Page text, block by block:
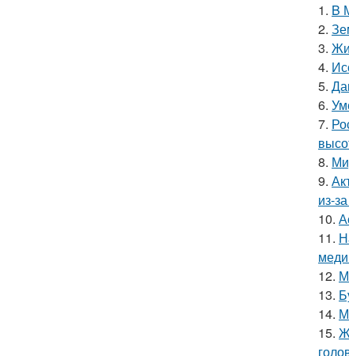
1. B
2.
3.
4.
5.
6.
7.
8.
9.
из-
10.
11.
12.
13.
14.
15.